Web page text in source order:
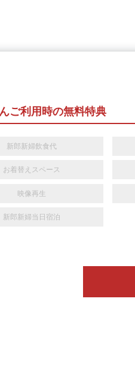
ご利用時の無料特典
新郎新婦飲食代
お着替えスペース
映像再生
新郎新婦当日宿泊